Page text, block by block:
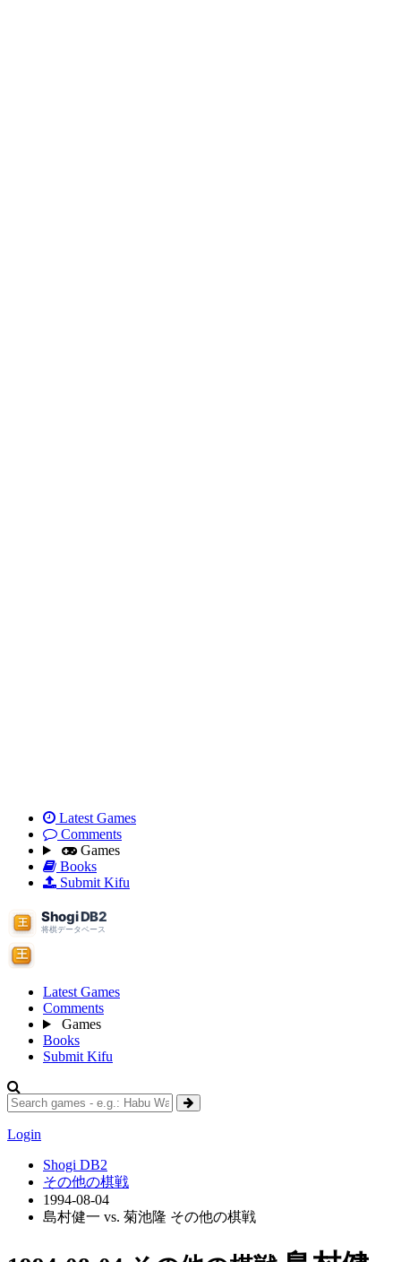
Latest Games
Comments
Games
Books
Submit Kifu
Latest Games
Comments
Games
Books
Submit Kifu
Login
Shogi DB2
その他の棋戦
1994-08-04
島村健一 vs. 菊池隆 その他の棋戦